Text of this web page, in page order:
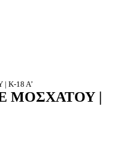
Κ-18 Α’
ΜΟΣΧΑΤΟΥ |